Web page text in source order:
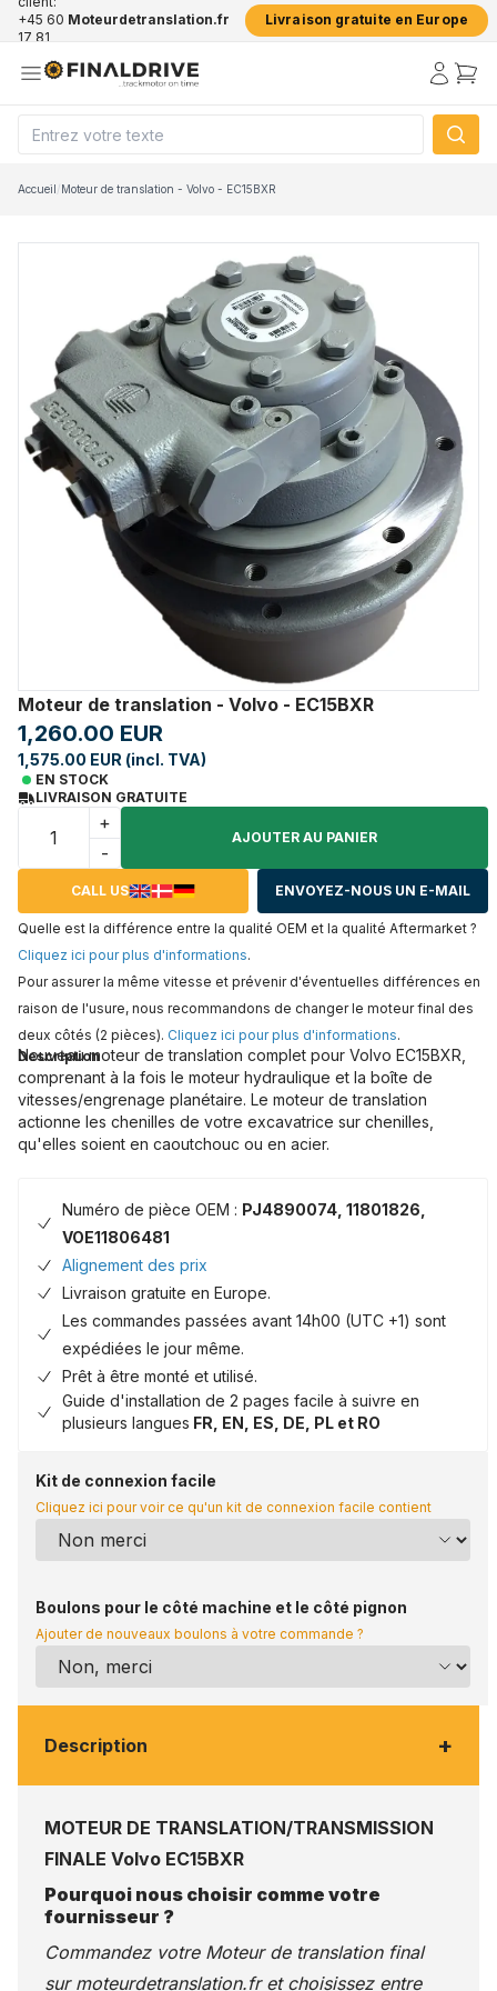
+45 60
17 81
Moteurdetranslation.fr Livraison gratuite en Europe
Accueil/Moteur de translation - Volvo - EC15BXR
Moteur de translation - Volvo - EC15BXR
1,260.00 EUR
1,575.00 EUR (incl. TVA)
EN STOCK
LIVRAISON GRATUITE
+
-
AJOUTER AU PANIER
CALL US ENVOYEZ-NOUS UN E-MAIL
Quelle est la différence entre la qualité OEM et la qualité Aftermarket ?
Cliquez ici pour plus d'informations.
Pour assurer la même vitesse et prévenir d'éventuelles différences en
raison de l'usure, nous recommandons de changer le moteur final des
deux côtés (2 pièces). Cliquez ici pour plus d'informations.
Description
Nouveau moteur de translation complet pour Volvo EC15BXR,
comprenant à la fois le moteur hydraulique et la boîte de
vitesses/engrenage planétaire. Le moteur de translation
actionne les chenilles de votre excavatrice sur chenilles,
qu'elles soient en caoutchouc ou en acier.
Numéro de pièce OEM : PJ4890074, 11801826,
VOE11806481
Alignement des prix
Livraison gratuite en Europe.
Les commandes passées avant 14h00 (UTC +1) sont
expédiées le jour même.
Prêt à être monté et utilisé.
Guide d'installation de 2 pages facile à suivre en
plusieurs langues FR, EN, ES, DE, PL et RO
Kit de connexion facile
Cliquez ici pour voir ce qu'un kit de connexion facile contient
Boulons pour le côté machine et le côté pignon
Ajouter de nouveaux boulons à votre commande ?
Description +
MOTEUR DE TRANSLATION/TRANSMISSION
FINALE Volvo EC15BXR
Pourquoi nous choisir comme votre
fournisseur ?
Commandez votre Moteur de translation final
sur moteurdetranslation.fret choisissez entre